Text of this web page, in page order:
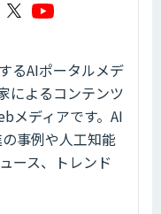
るAIポータルメデ
によるコンテンツ
メディアです。AI
事例や人工知能
ース、トレンド